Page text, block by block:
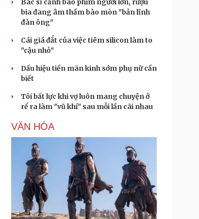
Bác sĩ cảnh báo phim người lớn, rượu
bia đang âm thầm bào mòn "bản lĩnh
đàn ông"
Cái giá đắt của việc tiêm silicon làm to
"cậu nhỏ"
Dấu hiệu tiền mãn kinh sớm phụ nữ cần
biết
Tôi bất lực khi vợ luôn mang chuyện ở
rể ra làm "vũ khí" sau mỗi lần cãi nhau
VĂN HÓA